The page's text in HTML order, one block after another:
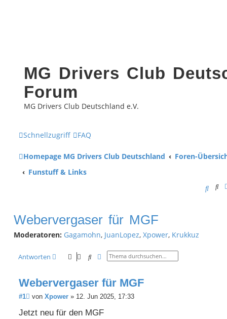
MG Drivers Club
Forum
MG Drivers Club Deutschland e.V.
Schnellzugriff FAQ
Homepage MG Drivers Club Deutschland
Foren-
Funstuff & Links
S
Webervergaser für MGF
Moderatoren: Gagamohn, JuanLopez, Xpower, Krukkuz
Antworten SucheErweiterte Suche
Webervergaser für MGF
#1
B
i
von Xpower » 12. Jun 2025, 17:33
Jetzt neu für den MGF